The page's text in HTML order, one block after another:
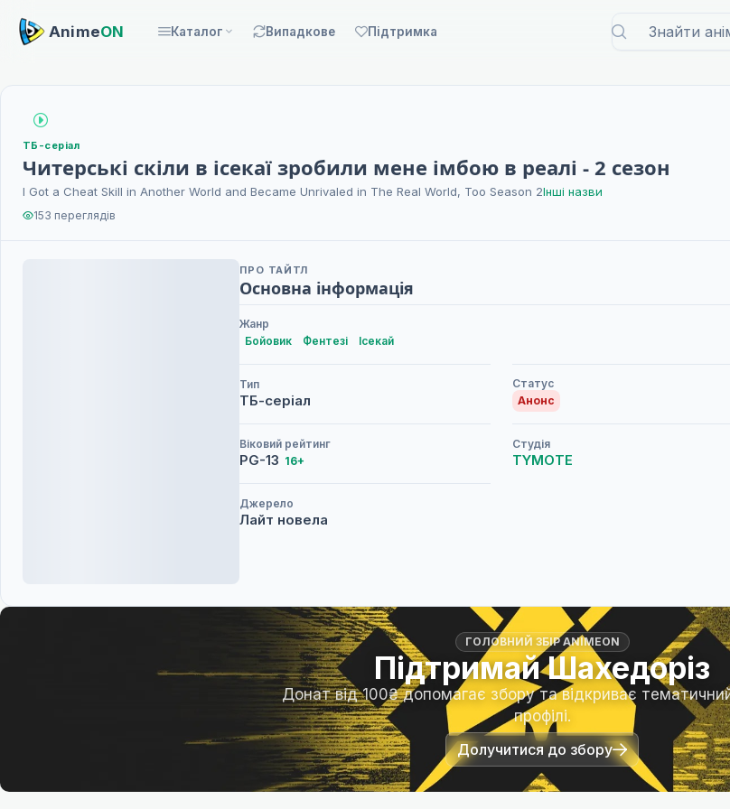
AnimeON Каталог Випадкове Підтримка
ТБ-серіал
Читерські скіли в ісекаї зробили мене імбою в реалі - 2 сезон
I Got a Cheat Skill in Another World and Became Unrivaled in The Real World, Too Season 2Інші назви
153 переглядів
ПРО ТАЙТЛ
Основна інформація
Жанр
Бойовик
Фентезі Ісекай
Тип
ТБ-серіал
Статус
Анонс
Віковий рейтинг
PG-13 16+
Студія
TYMOTE
Джерело
Лайт новела
ГОЛОВНИЙ ЗБІР ANIMEON
Підтримай Шахедоріз
Донат від 100₴ допомагає збору та відкриває
профілі.
Долучитися до збору